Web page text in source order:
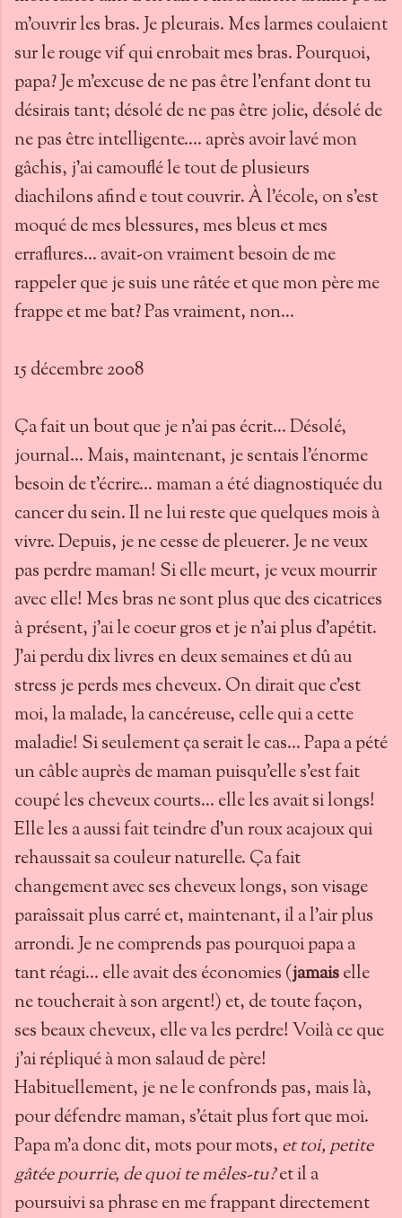
m'ouvrir les bras. Je pleurais. Mes larmes coulaient
sur le rouge vif qui enrobait mes bras. Pourquoi,
papa? Je m'excuse de ne pas être l'enfant dont tu
désirais tant; désolé de ne pas être jolie, désolé de
ne pas être intelligente.... après avoir lavé mon
gâchis, j'ai camouflé le tout de plusieurs
diachilons afind e tout couvrir. À l'école, on s'est
moqué de mes blessures, mes bleus et mes
erraflures... avait-on vraiment besoin de me
rappeler que je suis une râtée et que mon père me
frappe et me bat? Pas vraiment, non...
15 décembre 2008
Ça fait un bout que je n'ai pas écrit... Désolé,
journal... Mais, maintenant, je sentais l'énorme
besoin de t'écrire... maman a été diagnostiquée du
cancer du sein. Il ne lui reste que quelques mois à
vivre. Depuis, je ne cesse de pleuerer. Je ne veux
pas perdre maman! Si elle meurt, je veux mourrir
avec elle! Mes bras ne sont plus que des cicatrices
à présent, j'ai le coeur gros et je n'ai plus d'apétit.
J'ai perdu dix livres en deux semaines et dû au
stress je perds mes cheveux. On dirait que c'est
moi, la malade, la cancéreuse, celle qui a cette
maladie! Si seulement ça serait le cas... Papa a pété
un câble auprès de maman puisqu'elle s'est fait
coupé les cheveux courts... elle les avait si longs!
Elle les a aussi fait teindre d'un roux acajoux qui
rehaussait sa couleur naturelle. Ça fait
changement avec ses cheveux longs, son visage
paraîssait plus carré et, maintenant, il a l'air plus
arrondi. Je ne comprends pas pourquoi papa a
tant réagi... elle avait des économies (jamaiselle
ne toucherait à son argent!) et, de toute façon,
ses beaux cheveux, elle va les perdre! Voilà ce que
j'ai répliqué à mon salaud de père!
Habituellement, je ne le confronds pas, mais là,
pour défendre maman, s'était plus fort que moi.
Papa m'a donc dit, mots pour mots, et toi, petite
gâtée pourrie, de quoi te mêles-tu?et il a
poursuivi sa phrase en me frappant directement